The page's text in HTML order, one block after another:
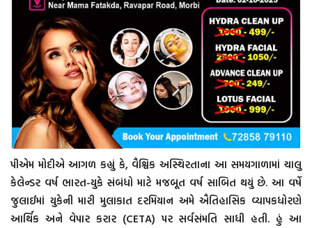
પીએમ મોદીએ આગળ કહ્યું કે, વૈશ્વિક અસ્થિરતાના આ સમયગાળામાં ચાલુ
કેલેન્ડર વર્ષ ભારત-યુકે સંબંધો માટે મજબૂત વર્ષ સાબિત થયું છે. આ વર્ષે
જુલાઈમાં યુકેની મારી મુલાકાત દરમિયાન અમે ઐતિહાસિક વ્યાપકધોરણે
આર્થિક અને વેપાર કરાર (CETA) પર સર્વસંમતિ સાધી હતી. હું આ